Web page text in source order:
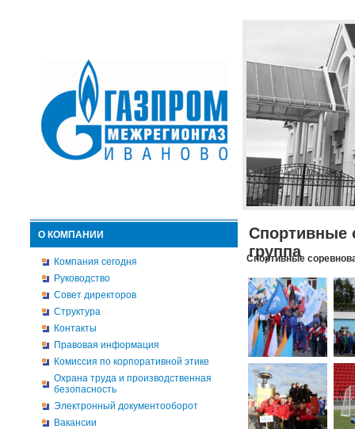
О КОМПАНИИ
Компания сегодня
Руководство
Совет директоров
Структура
Контакты
Правовая информация
Комиссия по корпоративной этике
Охрана труда и производственная
безопасность
Электронный документооборот
Вакансии
Спортивные
группа
Спортивные